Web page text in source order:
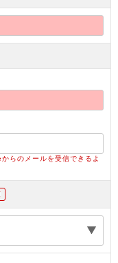
らのメールを受信できるよ